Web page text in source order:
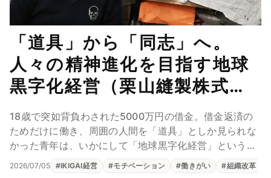
「道具」から「同志」へ。
人々の精神進化を目指す地球
黒字化経営（栗山縫製株式会
社）
18歳で突如背負わされた5000万円の借金。借金返済の
ためだけに働き、周囲の人間を「道具」としか見られな
かった青年は、いかにして「地球黒字化経営」という壮
大なビジョンに行き着いたのでしょうか。 中国事...
2026/07/05 #IKIGAI経営 #モチベーション #働きがい #組織改革